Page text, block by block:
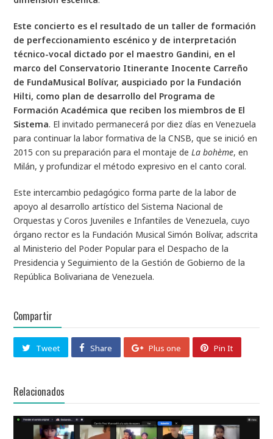
Este concierto es el resultado de un taller de formación
de perfeccionamiento escénico y de interpretación
técnico-vocal dictado por el maestro Gandini, en el
marco del Conservatorio Itinerante Inocente Carreño
de FundaMusical Bolívar, auspiciado por la Fundación
Hilti, como plan de desarrollo del Programa de
Formación Académica que reciben los miembros de El
Sistema. El invitado permanecerá por diez días en Venezuela
para continuar la labor formativa de la CNSB, que se inició en
2015 con su preparación para el montaje deLa bohème, en
Milán, y profundizar el método expresivo en el canto coral.
Este intercambio pedagógico forma parte de la labor de
apoyo al desarrollo artístico del Sistema Nacional de
Orquestas y Coros Juveniles e Infantiles de Venezuela, cuyo
órgano rector es la Fundación Musical Simón Bolívar, adscrita
al Ministerio del Poder Popular para el Despacho de la
Presidencia y Seguimiento de la Gestión de Gobierno de la
República Bolivariana de Venezuela.
Compartir
Tweet Share Plus one Pin It
Relacionados